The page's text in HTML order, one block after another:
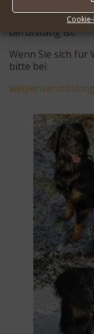
Wilma wird
Besitzer schwer
berufstätig ist.
Wenn Sie sich für
bitte bei
ultti
mrevn
eplew